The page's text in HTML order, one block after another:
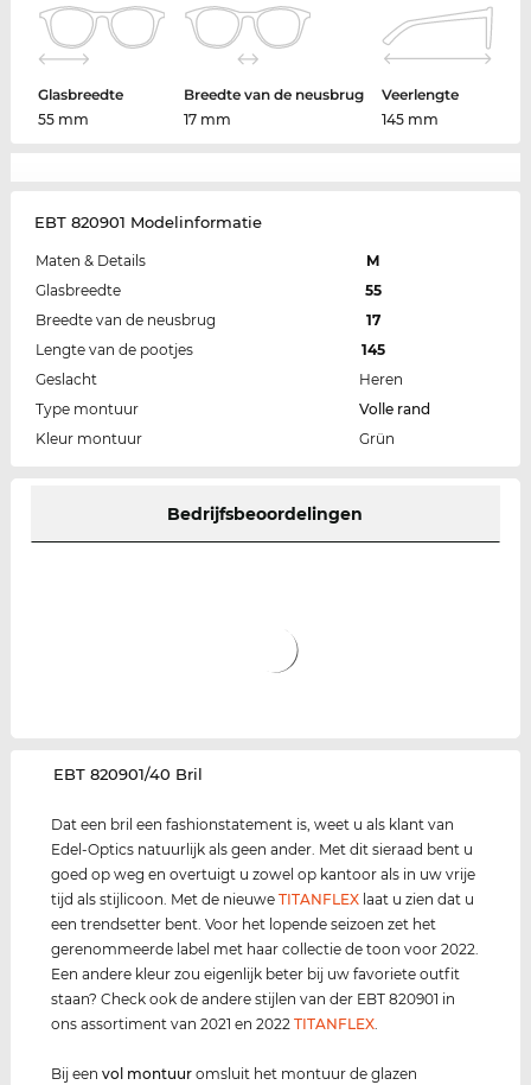
Glasbreedte
55 mm
Breedte van de neusbrug
17 mm
Veerlengte
145 mm
EBT 820901 Modelinformatie
Maten & Details
M
Glasbreedte
55
Breedte van de neusbrug
17
Lengte van de pootjes
145
Geslacht
Heren
Type montuur
Volle rand
Kleur montuur
Grün
Bedrijfsbeoordelingen
‌EBT 820901/40 Bril
Dat een bril een fashionstatement is, weet u als klant van
Edel-Optics natuurlijk als geen ander. Met dit sieraad bent u
goed op weg en overtuigt u zowel op kantoor als in uw vrije
tijd als stijlicoon. Met de nieuweTITANFLEX laat u zien dat u
een trendsetter bent. Voor het lopende seizoen zet het
gerenommeerde label met haar collectie de toon voor 2022.
Een andere kleur zou eigenlijk beter bij uw favoriete outfit
staan? Check ook de andere stijlen van der EBT 820901 in
ons assortiment van 2021 en 2022TITANFLEX.
Bij eenvol montuur omsluit het montuur de glazen